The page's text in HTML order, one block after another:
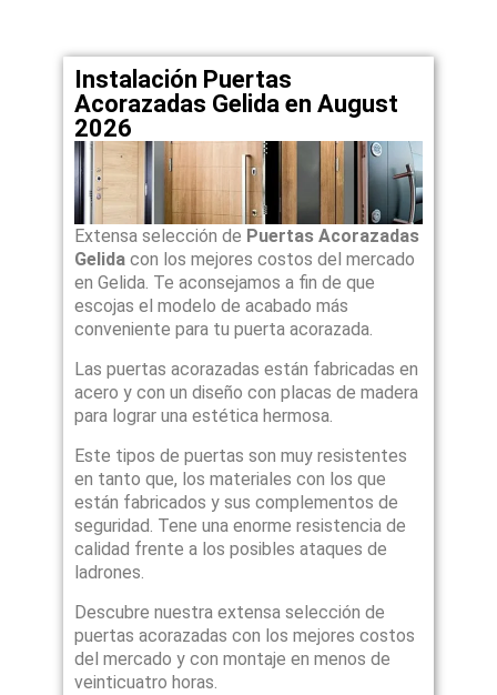
Instalación Puertas
Acorazadas Gelida en August
2026
Extensa selección de Puertas Acorazadas
Gelidacon los mejores costos del mercado
en Gelida. Te aconsejamos a fin de que
escojas el modelo de acabado más
conveniente para tu puerta acorazada.
Las puertas acorazadas están fabricadas en
acero y con un diseño con placas de madera
para lograr una estética hermosa.
Este tipos de puertas son muy resistentes
en tanto que, los materiales con los que
están fabricados y sus complementos de
seguridad. Tene una enorme resistencia de
calidad frente a los posibles ataques de
ladrones.
Descubre nuestra extensa selección de
puertas acorazadas con los mejores costos
del mercado y con montaje en menos de
veinticuatro horas.